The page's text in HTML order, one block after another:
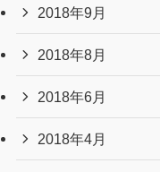
2018年9月
2018年8月
2018年6月
2018年4月